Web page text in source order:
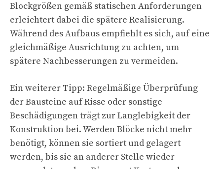
Blockgrößen gemäß statischen Anforderungen
erleichtert dabei die spätere Realisierung.
Während des Aufbaus empfiehlt es sich, auf eine
gleichmäßige Ausrichtung zu achten, um
spätere Nachbesserungen zu vermeiden.
Ein weiterer Tipp: Regelmäßige Überprüfung
der Bausteine auf Risse oder sonstige
Beschädigungen trägt zur Langlebigkeit der
Konstruktion bei. Werden Blöcke nicht mehr
benötigt, können sie sortiert und gelagert
werden, bis sie an anderer Stelle wieder